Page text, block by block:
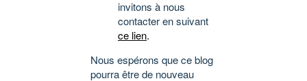
invitons à nous
contacter en suivant
ce lien.
Nous espérons que ce blog
pourra être de nouveau